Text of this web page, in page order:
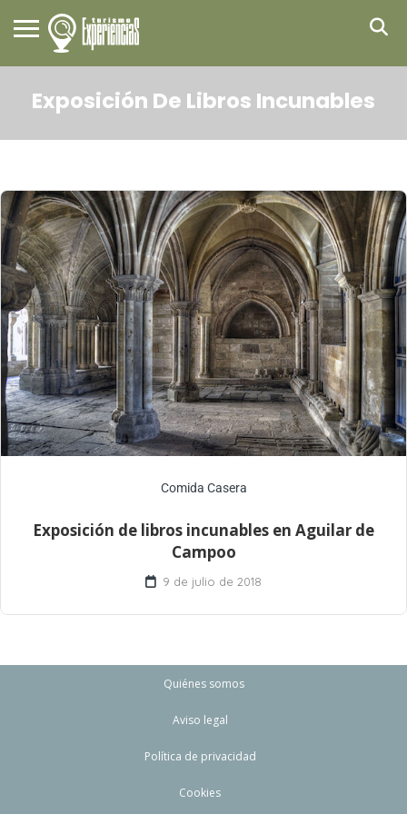
Exposición De Libros Incunables
Comida Casera
Exposición de libros incunables en Aguilar de
Campoo
9 de julio de 2018
Quiénes somos
Aviso legal
Política de privacidad
Cookies